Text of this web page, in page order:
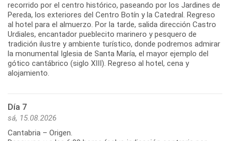
recorrido por el centro histórico, paseando por los Jardines de
Pereda, los exteriores del Centro Botín y la Catedral. Regreso
al hotel para el almuerzo. Por la tarde, salida dirección Castro
Urdiales, encantador pueblecito marinero y pesquero de
tradición ilustre y ambiente turístico, donde podremos admirar
la monumental Iglesia de Santa María, el mayor ejemplo del
gótico cantábrico (siglo XIII). Regreso al hotel, cena y
Día 7
sá, 15.08.2026
Cantabria – Origen.